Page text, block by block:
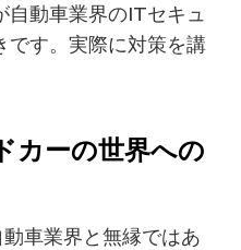
自動車業界のITセキュ
です。実際に対策を講
カーの世界への
車業界と無縁ではあ